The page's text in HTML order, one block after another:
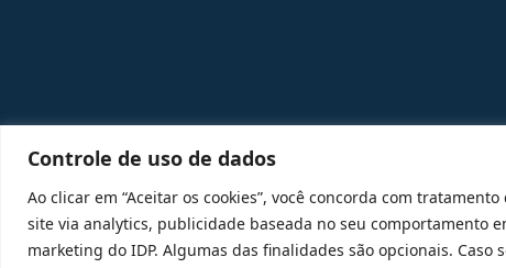
Controle de uso de dados
Ao clicar em “Aceitar os cookies”, você concorda com
site via analytics, publicidade baseada no seu comportamento
marketing do IDP. Algumas das finalidades são opcionais.